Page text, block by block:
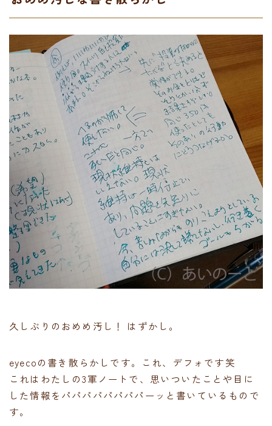
久しぶりのおめめ汚し！ はずかし。
eyecoの書き散らかしです。これ、デフォです笑
これはわたしの3軍ノートで、思いついたことや目に
した情報をパパパパパパパパーッと書いているもので
す。